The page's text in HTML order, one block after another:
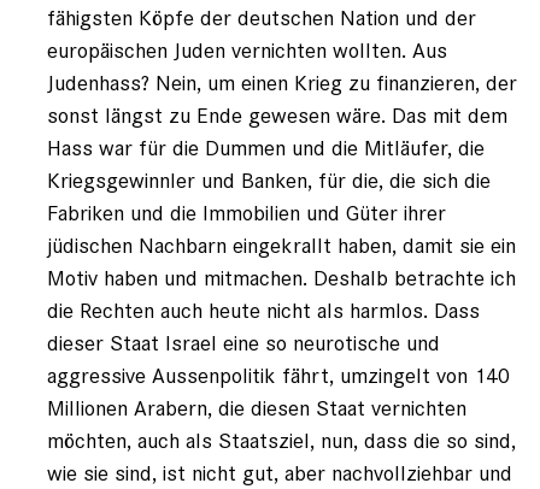
fähigsten Köpfe der deutschen Nation und der
europäischen Juden vernichten wollten. Aus
Judenhass? Nein, um einen Krieg zu finanzieren, der
sonst längst zu Ende gewesen wäre. Das mit dem
Hass war für die Dummen und die Mitläufer, die
Kriegsgewinnler und Banken, für die, die sich die
Fabriken und die Immobilien und Güter ihrer
jüdischen Nachbarn eingekrallt haben, damit sie ein
Motiv haben und mitmachen. Deshalb betrachte ich
die Rechten auch heute nicht als harmlos. Dass
dieser Staat Israel eine so neurotische und
aggressive Aussenpolitik fährt, umzingelt von 140
Millionen Arabern, die diesen Staat vernichten
möchten, auch als Staatsziel, nun, dass die so sind,
wie sie sind, ist nicht gut, aber nachvollziehbar und